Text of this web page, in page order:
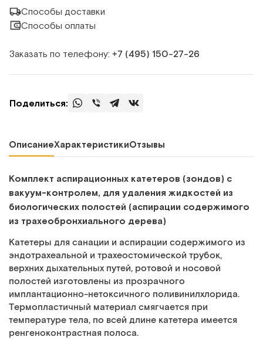
Способы доставки
Способы оплаты
Заказать по телефону: +7 (495) 150‑27‑26
Поделиться:
ОписаниеХарактеристикиОтзывы
Комплект аспирационных катетеров (зондов) с
вакуум-контролем, для удаления жидкостей из
биологических полостей (аспирации содержимого
из трахеобронхиального дерева)
Катетеры для санации и аспирации содержимого из
эндотрахеальной и трахеостомической трубок,
верхних дыхательных путей, ротовой и носовой
полостей изготовлены из прозрачного
имплантационно-нетоксичного поливинилхлорида.
Термопластичный материал смягчается при
температуре тела, по всей длине катетера имеется
ренгеноконтрастная полоса.